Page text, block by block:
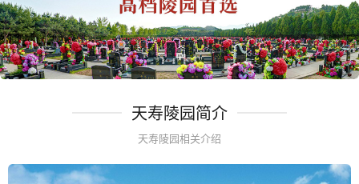
天寿陵园简介
天寿陵园相关介绍